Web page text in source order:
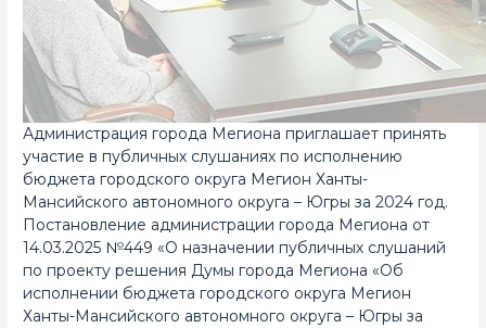
Администрация города Мегиона приглашает принять
участие в публичных слушаниях по исполнению
бюджета городского округа Мегион Ханты-
Мансийского автономного округа – Югры за 2024 год.
Постановление администрации города Мегиона от
14.03.2025 №449 «О назначении публичных слушаний
по проекту решения Думы города Мегиона «Об
исполнении бюджета городского округа Мегион
Ханты-Мансийского автономного округа – Югры за